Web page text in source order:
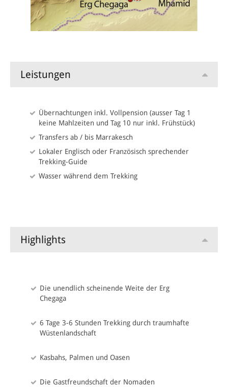
zum Flughafen oder individuelle Verlängerung.
Leistungen
Übernachtungen inkl. Vollpension (ausser Tag 1
keine Mahlzeiten und Tag 10 nur inkl. Frühstück)
Transfers ab / bis Marrakesch
Lokaler Englisch oder Französisch sprechender
Trekking-Guide
Wasser während dem Trekking
Highlights
Die unendlich scheinende Weite der Erg
Chegaga
6 Tage 3-6 Stunden Trekking durch traumhafte
Wüstenlandschaft
Kasbahs, Palmen und Oasen
Die Gastfreundschaft der Nomaden